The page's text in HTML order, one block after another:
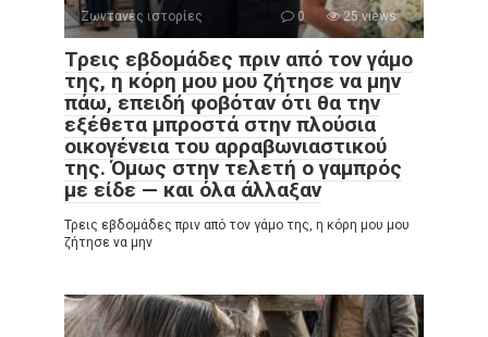
Ζωντανές ιστορίες 0 25 views
Τρεις εβδομάδες πριν από τον γάμο
της, η κόρη μου μου ζήτησε να μην
πάω, επειδή φοβόταν ότι θα την
εξέθετα μπροστά στην πλούσια
οικογένεια του αρραβωνιαστικού
της. Όμως στην τελετή ο γαμπρός
με είδε — και όλα άλλαξαν
Τρεις εβδομάδες πριν από τον γάμο της, η κόρη μου μου
ζήτησε να μην